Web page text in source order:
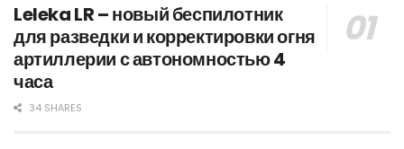
Leleka LR – новый беспилотник
для разведки и корректировки огня
артиллерии с автономностью 4
часа
34 SHARES